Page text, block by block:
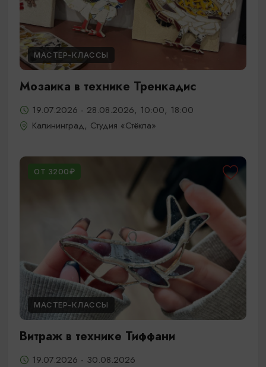
МАСТЕР-КЛАССЫ
Мозаика в технике Тренкадис
19.07.2026 - 28.08.2026, 10:00, 18:00
Калининград, Студия «Стёкла»
ОТ 3200₽
МАСТЕР-КЛАССЫ
Витраж в технике Тиффани
19.07.2026 - 30.08.2026